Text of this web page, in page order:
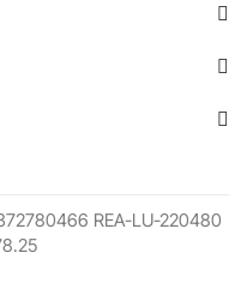
REA-LU-220480